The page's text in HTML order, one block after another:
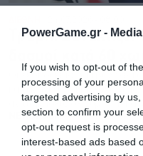
PowerGame.gr -
If you wish to opt-out of
processing of your
targeted advertising by
section to confirm your
opt-out request is
interest-based ads based
Τραμπ:
Οι νέοι δασμοί
καταναγκαστικής
αντιδράσεις σε Ευρώπη και
NEWSROOM